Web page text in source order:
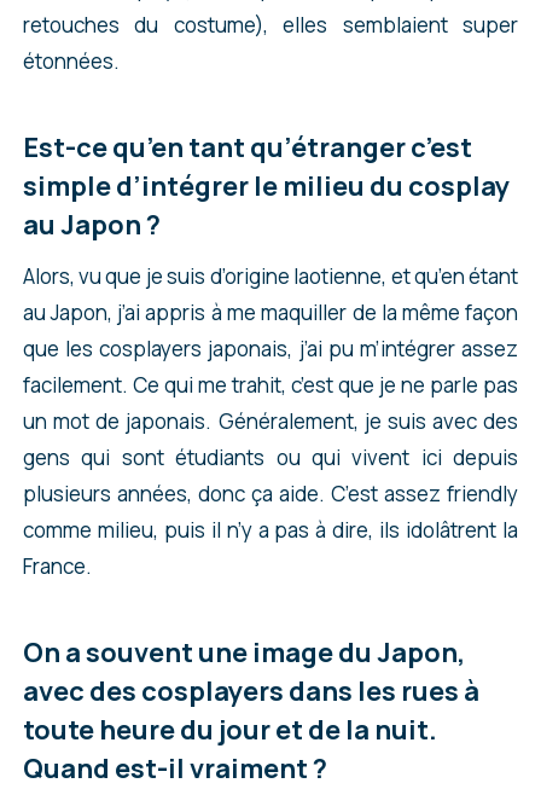
retouches du costume), elles semblaient super
étonnées.
Est-ce qu’en tant qu’étranger c’est
simple d’intégrer le milieu du cosplay
au Japon ?
Alors, vu que je suis d’origine laotienne, et qu’en étant
au Japon, j’ai appris à me maquiller de la même façon
que les cosplayers japonais, j’ai pu m’intégrer assez
facilement. Ce qui me trahit, c’est que je ne parle pas
un mot de japonais. Généralement, je suis avec des
gens qui sont étudiants ou qui vivent ici depuis
plusieurs années, donc ça aide. C’est assez friendly
comme milieu, puis il n’y a pas à dire, ils idolâtrent la
France.
On a souvent une image du Japon,
avec des cosplayers dans les rues à
toute heure du jour et de la nuit.
Quand est-il vraiment ?